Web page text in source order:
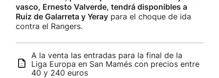
vasco, Ernesto Valverde, tendrá disponibles a
Ruiz de Galarreta y Yeray para el choque de ida
contra el Rangers.
A la venta las entradas para la final de la
Liga Europa en San Mamés con precios entre
40 y 240 euros